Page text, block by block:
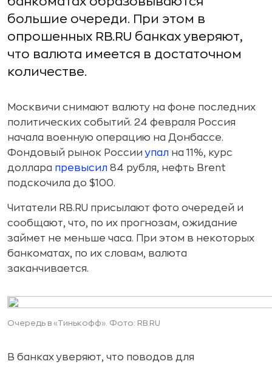
большие очереди. При этом в
опрошенных RB.RU банках уверяют,
что валюта имеется в достаточном
количестве.
Москвичи снимают валюту на фоне последних
политических событий. 24 февраля Россия
начала военную операцию на Донбассе.
Фондовый рынок Россииупал на 11%, курс
доллара превысил 84 рубля, нефть Brent
подскочила до $100.
Читатели RB.RU присылают фото очередей и
сообщают, что, по их прогнозам, ожидание
займет не меньше часа. При этом в некоторых
банкоматах, по их словам, валюта
заканчивается.
Очередь в «Тинькофф». Фото: RB.RU
В банках уверяют, что поводов для